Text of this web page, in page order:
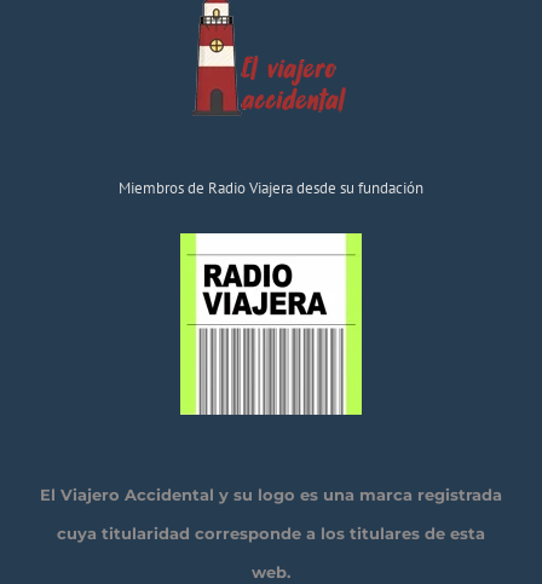
Miembros de Radio Viajera desde su fundación
El Viajero Accidental y su logo es una marca registrada
cuya titularidad corresponde a los titulares de esta
web.